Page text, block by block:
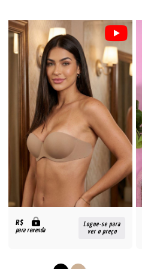
R$
para revenda
Logue-se para
ver o preço